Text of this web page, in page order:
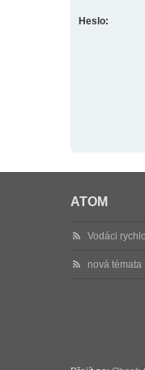
Heslo:
ATOM
Vodáci
nová témata